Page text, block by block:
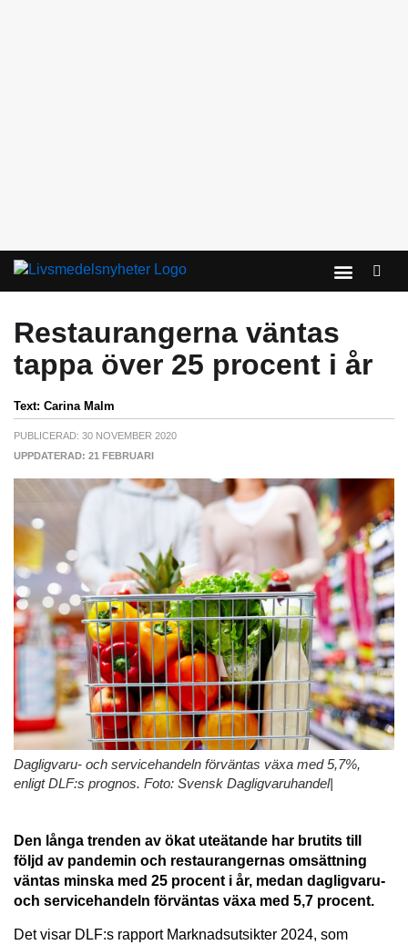
Restaurangerna väntas
tappa över 25 procent i år
Text: Carina Malm
PUBLICERAD: 30 NOVEMBER 2020
UPPDATERAD: 21 FEBRUARI
Dagligvaru- och servicehandeln förväntas växa med 5,7%,
enligt DLF:s prognos. Foto: Svensk Dagligvaruhandel|
Den långa trenden av ökat uteätande har brutits till
följd av pandemin och restaurangernas omsättning
väntas minska med 25 procent i år, medan dagligvaru-
och servicehandeln förväntas växa med 5,7 procent.
Det visar DLF:s rapport Marknadsutsikter 2024, som